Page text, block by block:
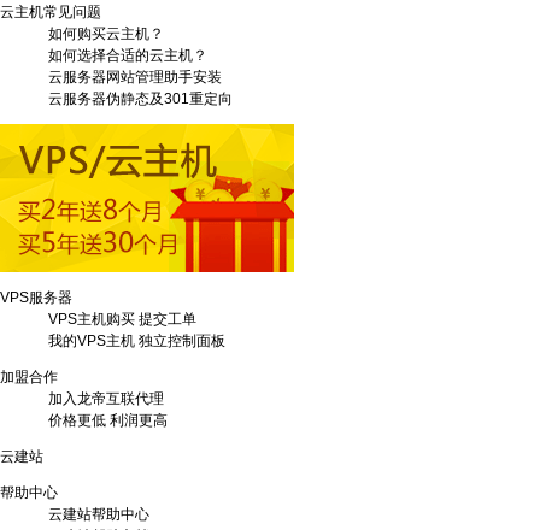
云主机常见问题
如何购买云主机？
如何选择合适的云主机？
云服务器网站管理助手安装
云服务器伪静态及301重定向
VPS服务器
VPS主机购买 提交工单
我的VPS主机 独立控制面板
加盟合作
加入龙帝互联代理
价格更低 利润更高
云建站
帮助中心
云建站帮助中心